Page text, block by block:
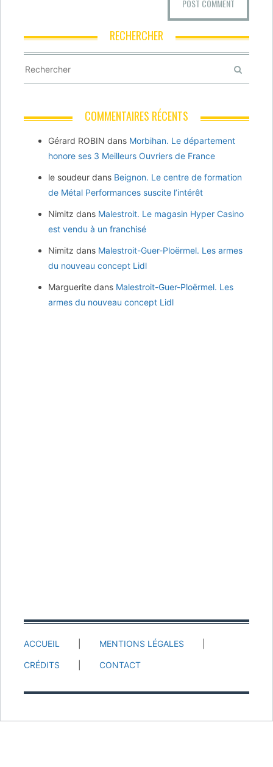
RECHERCHER
COMMENTAIRES RÉCENTS
Gérard ROBIN dans Morbihan. Le département
honore ses 3 Meilleurs Ouvriers de France
le soudeur dans Beignon. Le centre de formation
de Métal Performances suscite l’intérêt
Nimitz dans Malestroit. Le magasin Hyper Casino
est vendu à un franchisé
Nimitz dans Malestroit-Guer-Ploërmel. Les armes
du nouveau concept Lidl
Marguerite dans Malestroit-Guer-Ploërmel. Les
armes du nouveau concept Lidl
ACCUEIL MENTIONS LÉGALES
CRÉDITS CONTACT